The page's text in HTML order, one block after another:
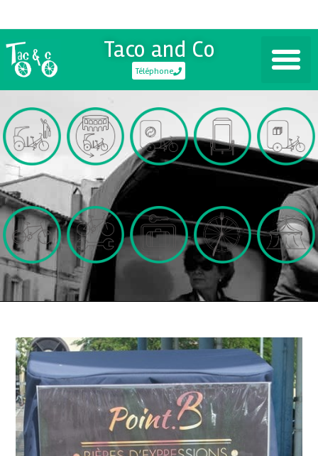
Taco and Co
Téléphone